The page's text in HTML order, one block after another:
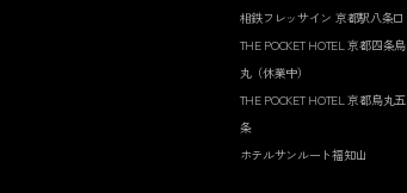
相鉄フレッサイン 京都駅八条口
THE POCKET HOTEL 京都四条烏
丸（休業中）
THE POCKET HOTEL 京都烏丸五
条
ホテルサンルート福知山